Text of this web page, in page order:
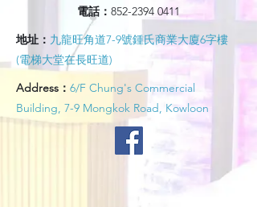
電話： 852-2394 0411
地址： 九龍旺角道7-9號鍾氏商業大廈6字樓
(電梯大堂在長旺道)
Address： 6/F Chung's Commercial
Building, 7-9 Mongkok Road, Kowloon